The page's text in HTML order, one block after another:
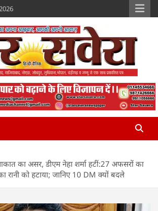
का असर, डीएम नेहा शर्मा हटीं:27 अफसरों का
रानी को हटाया; जानिए 10 DM क्यों बदले